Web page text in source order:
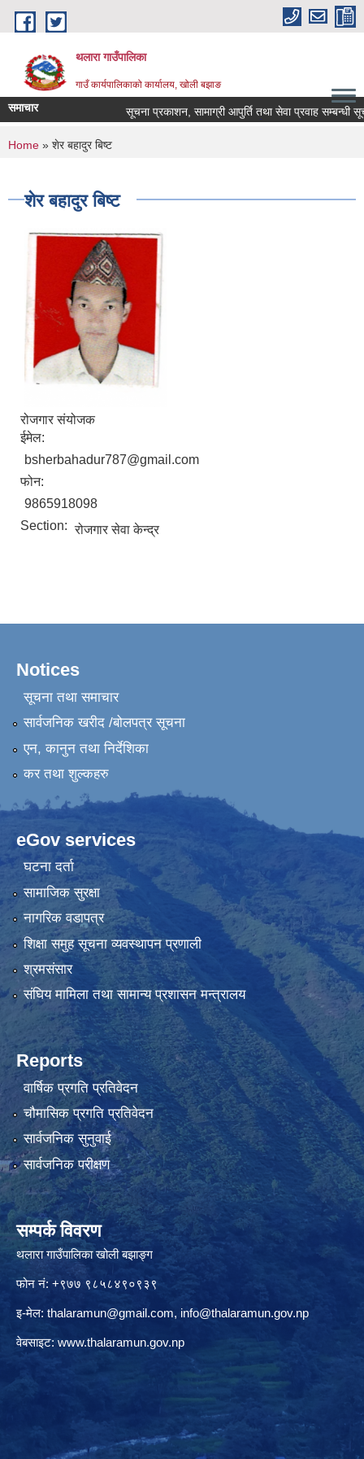
Skip to main content
थलारा गाउँपालिका
गाउँ कार्यपालिकाको कार्यालय, खोली बझाङ
समाचार सूचना प्रकाशन, सामाग्री आपुर्ति तथा सेवा प्रवाह
You are here
Home » शेर बहादुर बिष्ट
शेर बहादुर बिष्ट
रोजगार संयोजक
ईमेल:
bsherbahadur787@gmail.com
फोन:
9865918098
Section: रोजगार सेवा केन्द्र
Notices
सूचना तथा समाचार
सार्वजनिक खरीद /बोलपत्र सूचना
एन, कानुन तथा निर्देशिका
कर तथा शुल्कहरु
eGov services
घटना दर्ता
सामाजिक सुरक्षा
नागरिक वडापत्र
शिक्षा समुह सूचना व्यवस्थापन प्रणाली
श्रमसंसार
संघिय मामिला तथा सामान्य प्रशासन मन्त्रालय
Reports
वार्षिक प्रगति प्रतिवेदन
चौमासिक प्रगति प्रतिवेदन
सार्वजनिक सुनुवाई
सार्वजनिक परीक्षण
सम्पर्क विवरण
थलारा गाउँपालिका खोली बझाङ्ग
फोन नं: +९७७ ९८५८४९०९३९
इ-मेल: thalaramun@gmail.com, info@thalaramun.gov.np
वेबसाइट: www.thalaramun.gov.np